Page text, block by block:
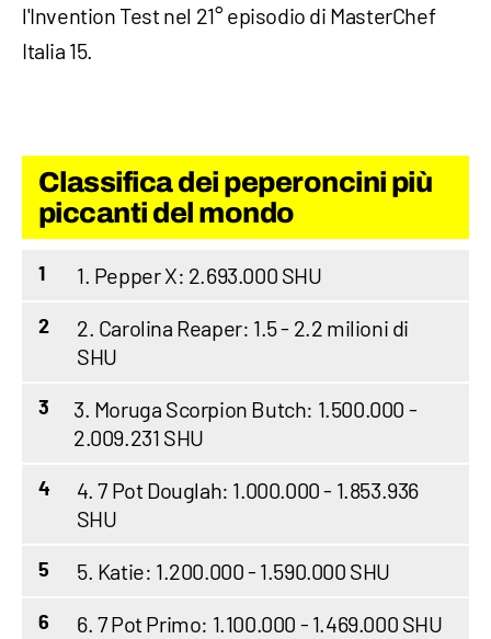
l'Invention Test nel 21° episodio di MasterChef
Italia 15.
Classifica dei peperoncini più
piccanti del mondo
1 1. Pepper X: 2.693.000 SHU
2
2. Carolina Reaper: 1.5 - 2.2 milioni di
SHU
3
3. Moruga Scorpion Butch: 1.500.000 -
2.009.231 SHU
4
4. 7 Pot Douglah: 1.000.000 - 1.853.936
SHU
5 5. Katie: 1.200.000 - 1.590.000 SHU
6 6. 7 Pot Primo: 1.100.000 - 1.469.000 SHU